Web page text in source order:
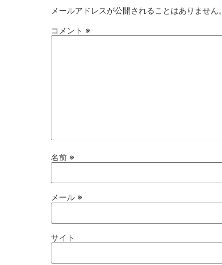
メールアドレスが公開されることはありません。
コメント ※
名前 ※
メール ※
サイト